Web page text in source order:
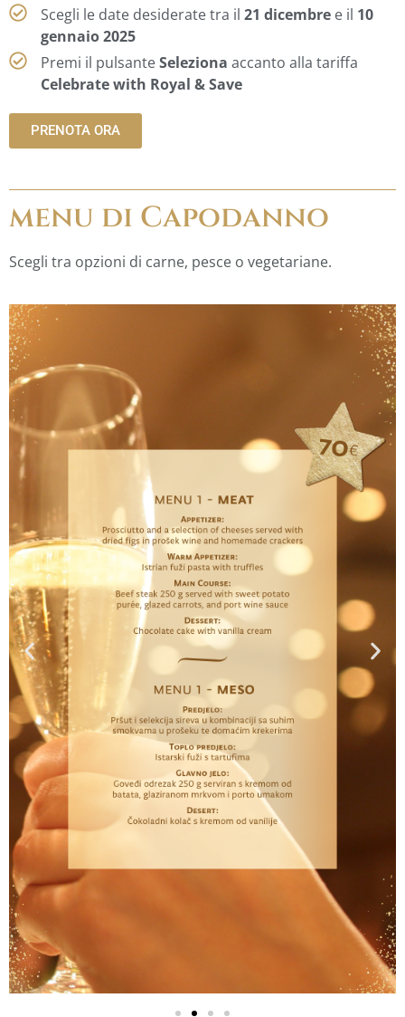
Scegli le date desiderate tra il 21 dicembre e il 10
gennaio 2025
Premi il pulsanteSeleziona accanto alla tariffa
Celebrate with Royal & Save
PRENOTA ORA
menu di Capodanno
Scegli tra opzioni di carne, pesce o vegetariane.